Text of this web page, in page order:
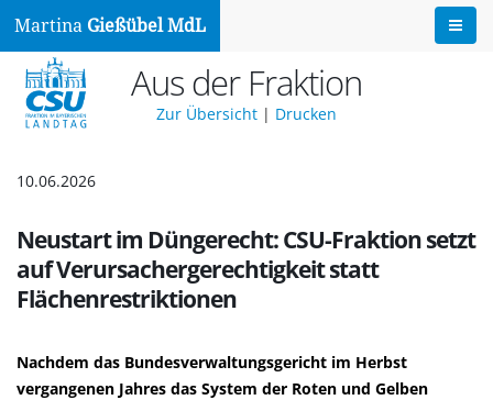
Martina Gießübel MdL
Aus der Fraktion
Zur Übersicht | Drucken
10.06.2026
Neustart im Düngerecht: CSU-Fraktion setzt
auf Verursachergerechtigkeit statt
Flächenrestriktionen
Nachdem das Bundesverwaltungsgericht im Herbst
vergangenen Jahres das System der Roten und Gelben